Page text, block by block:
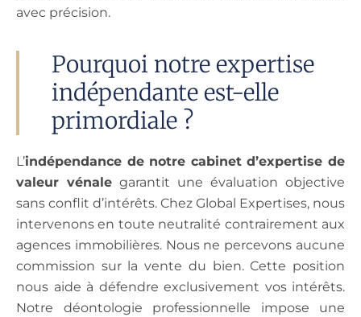
avec précision.
Pourquoi notre expertise
indépendante est-elle
primordiale ?
L’indépendance de notre cabinet d’expertise de
valeur vénale garantit une évaluation objective
sans conflit d’intérêts. Chez Global Expertises, nous
intervenons en toute neutralité contrairement aux
agences immobilières. Nous ne percevons aucune
commission sur la vente du bien. Cette position
nous aide à défendre exclusivement vos intérêts.
Notre déontologie professionnelle impose une